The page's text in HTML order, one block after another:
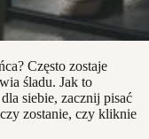
Często zostaje
śladu. Jak to
siebie, zacznij pisać
zostanie, czy kliknie